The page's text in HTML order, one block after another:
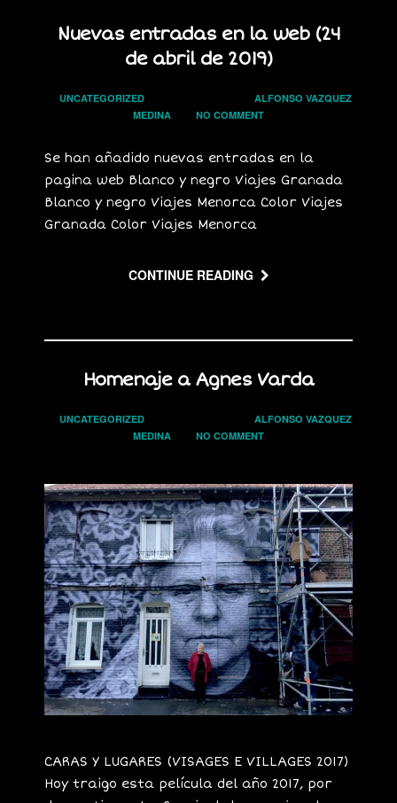
Nuevas entradas en la web (24
de abril de 2019)
UNCATEGORIZED
ALFONSO VAZQUEZ
MEDINA
NO COMMENT
Se han añadido nuevas entradas en la
pagina web Blanco y negro Viajes Granada
Blanco y negro Viajes Menorca Color Viajes
Granada Color Viajes Menorca
CONTINUE READING
Homenaje a Agnes Varda
UNCATEGORIZED
ALFONSO VAZQUEZ
MEDINA
NO COMMENT
CARAS Y LUGARES (VISAGES E VILLAGES 2017)
Hoy traigo esta película del año 2017, por